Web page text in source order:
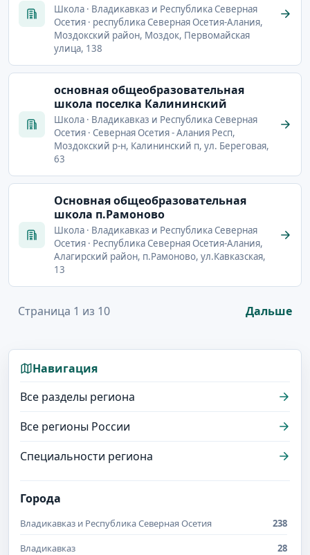
Школа · Владикавказ и Республика Северная
Осетия · республика Северная Осетия-Алания,
Моздокский район, Моздок, Первомайская
улица, 138
основная общеобразовательная
школа поселка Калининский
Школа · Владикавказ и Республика Северная
Осетия · Северная Осетия - Алания Респ,
Моздокский р-н, Калининский п, ул. Береговая,
63
Основная общеобразовательная
школа п.Рамоново
Школа · Владикавказ и Республика Северная
Осетия · Республика Северная Осетия-Алания,
Алагирский район, п.Рамоново, ул.Кавказская,
13
Страница 1 из 10 Дальше
Навигация
Все разделы региона
Все регионы России
Специальности региона
Города
Владикавказ и Республика Северная Осетия
238
Владикавказ
28